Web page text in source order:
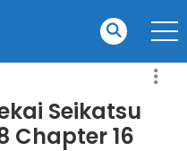
Seikatsu
Chapter 16